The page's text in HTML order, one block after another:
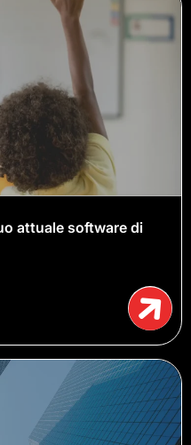
attuale software di